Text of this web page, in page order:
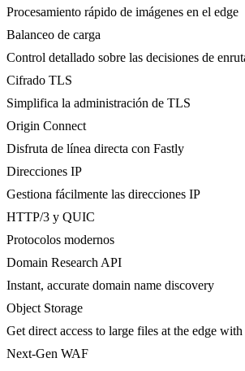
Procesamiento rápido de imágenes en el edge
Balanceo de carga
Control detallado sobre las decisiones de
Cifrado TLS
Simplifica la administración de TLS
Origin Connect
Disfruta de línea directa con Fastly
Direcciones IP
Gestiona fácilmente las direcciones IP
HTTP/3 y QUIC
Protocolos modernos
Domain Research API
Instant, accurate domain name discovery
Object Storage
Get direct access to large files at the edge with
Next-Gen WAF